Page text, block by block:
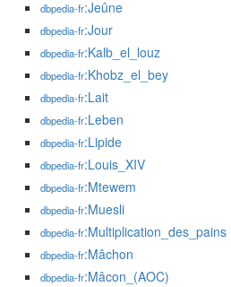
dbpedia-fr:Jeûne
dbpedia-fr:Jour
dbpedia-fr:Kalb_el_louz
dbpedia-fr:Khobz_el_bey
dbpedia-fr:Lait
dbpedia-fr:Leben
dbpedia-fr:Lipide
dbpedia-fr:Louis_XIV
dbpedia-fr:Mtewem
dbpedia-fr:Muesli
dbpedia-fr:Multiplication_des_pains
dbpedia-fr:Mâchon
dbpedia-fr:Mâcon_(AOC)